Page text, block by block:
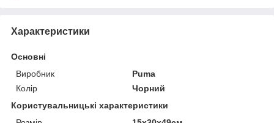
Характеристики
Основні
Виробник
Puma
Колір
Чорний
Користувальницькі характеристики